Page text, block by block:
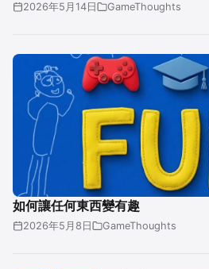
2026年5月14日 GameThoughts
如何讓任何東西變有趣
2026年5月8日 GameThoughts